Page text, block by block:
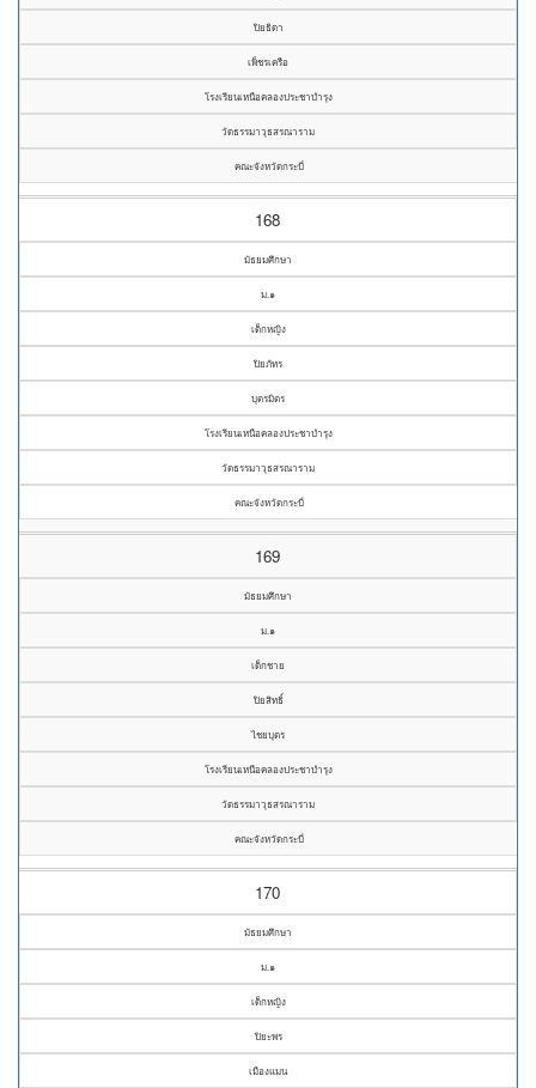
ปิยธิดา
เพ็ชรเครือ
โรงเรียนเหนือคลองประชาบำรุง
วัดธรรมาวุธสรณาราม
คณะจังหวัดกระบี่
168
มัธยมศึกษา
ม.๑
เด็กหญิง
ปิยภัทร
บุตรมิตร
โรงเรียนเหนือคลองประชาบำรุง
วัดธรรมาวุธสรณาราม
คณะจังหวัดกระบี่
169
มัธยมศึกษา
ม.๑
เด็กชาย
ปิยสิทธิ์
ไชยบุตร
โรงเรียนเหนือคลองประชาบำรุง
วัดธรรมาวุธสรณาราม
คณะจังหวัดกระบี่
170
มัธยมศึกษา
ม.๑
เด็กหญิง
ปิยะพร
เมืองแมน